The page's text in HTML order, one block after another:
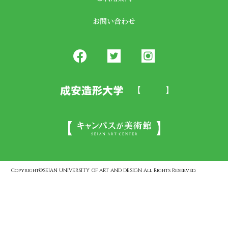
お問い合わせ
Copyright©SEIAN UNIVERSITY OF ART AND DESIGN All Rights Reserved.